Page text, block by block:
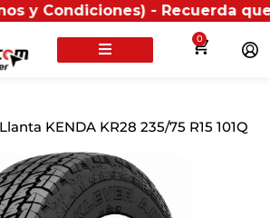
- Recuerda que si
0
KENDA KR28 235/75 R15 101Q